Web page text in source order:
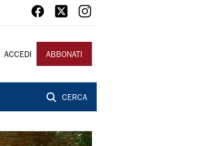
ACCEDI ABBONATI
CERCA